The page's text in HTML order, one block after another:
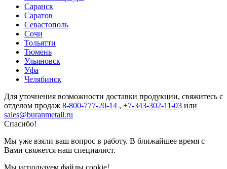
Саранск
Саратов
Севастополь
Сочи
Тольятти
Тюмень
Ульяновск
Уфа
Челябинск
Для уточнения возможности доставки продукции, свяжитесь с
отделом продаж 8-800-777-20-14 , +7-343-302-11-03 или
sales@buranmetall.ru
Спасибо!
Мы уже взяли ваш вопрос в работу. В ближайшее время с
Вами свяжется наш специалист.
Мы используем файлы cookie!